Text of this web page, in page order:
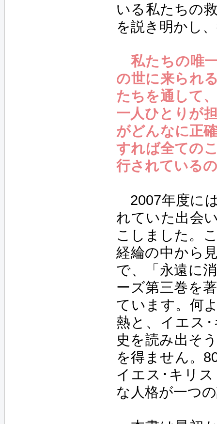
いる私たちの
を説き明かし
私たちの唯
の世に来られ
たちを通して
一人ひとりが
がどんなに正
すれば全ての
行されている
2007年度に
れていた出会
こしました。
経綸の中から
で、「永遠に
ーズ第三巻を
ています。何
熱と、イエス
史を読み出そ
を得ません。
イエス･キリ
な人格が一つ